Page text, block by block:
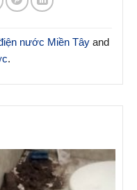
nước Miền Tây and
.